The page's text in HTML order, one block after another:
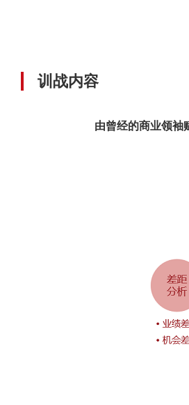
训战内容
由曾经的商业领袖